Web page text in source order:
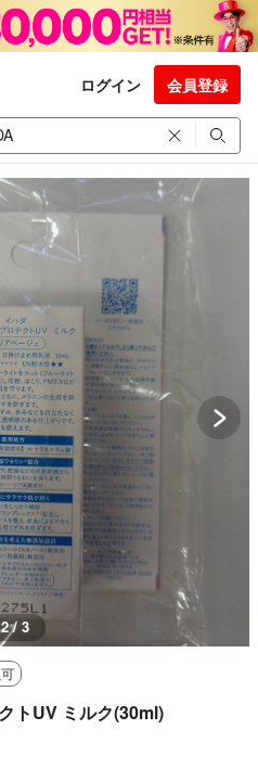
ログイン 会員登録
2 / 3
トUV ミルク(30ml)